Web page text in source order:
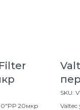
20мкр
SKU: